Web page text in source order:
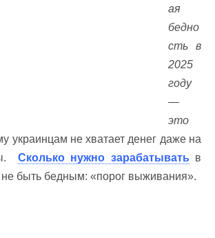
ая
бедно
сть в
2025
году
—
это
украинцам не хватает денег даже на
Сколько нужно зарабатыватьв
быть бедным: «порог выживания».